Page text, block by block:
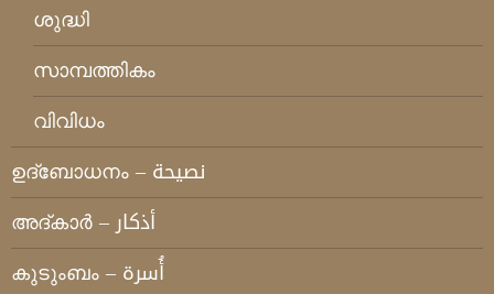
ശുദ്ധി
സാമ്പത്തികം
വിവിധം
ഉദ്ബോധനം – نصيحة
അദ്കാര്‍ – أذكار
കുടുംബം – أُسرة